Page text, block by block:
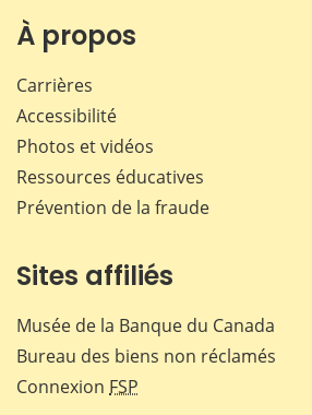
À propos
Carrières
Accessibilité
Photos et vidéos
Ressources éducatives
Prévention de la fraude
Sites affiliés
Musée de la Banque du Canada
Bureau des biens non réclamés
Connexion FSP